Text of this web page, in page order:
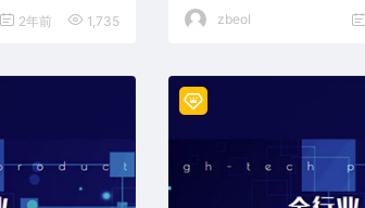
2年前 1,735 zbeol